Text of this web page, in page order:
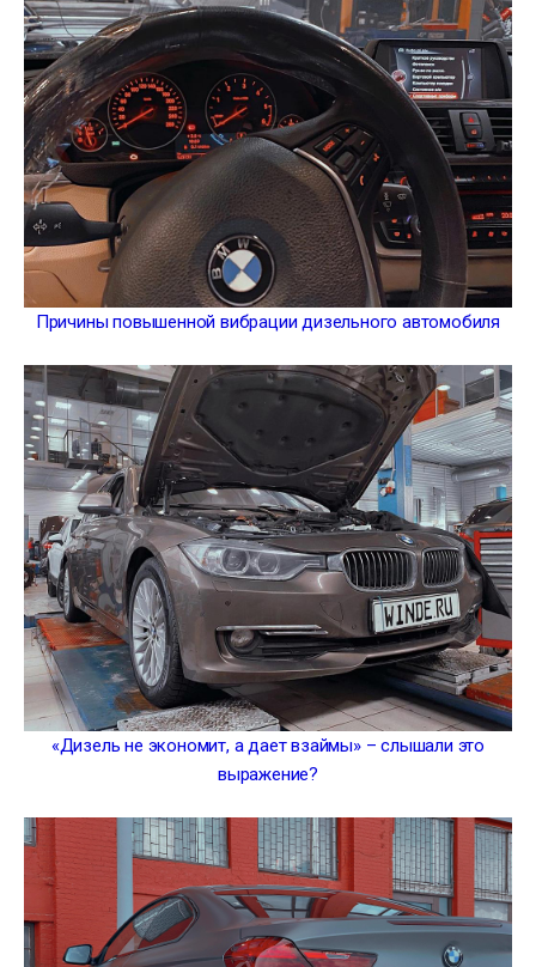
Причины повышенной вибрации дизельного автомобиля
«Дизель не экономит, а дает взаймы» – слышали это
выражение?